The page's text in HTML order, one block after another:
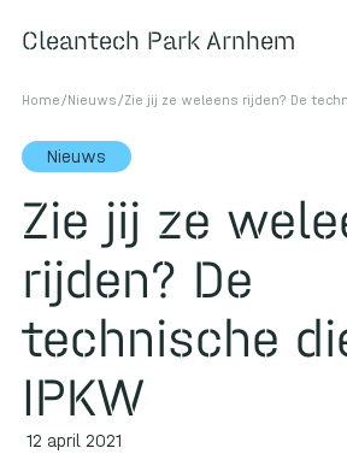
Cleantech Park Arnhem
Home /Nieuws /Zie jij ze weleens rijden? De
Nieuws
Zie jij ze
rijden? De
technische
IPKW
12 april 2021
Cleantech Park Arnhem
Over
Ecosysteem
Contact